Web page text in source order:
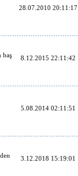
28.07.2010 20:11:17
baş
8.12.2015 22:11:42
5.08.2014 02:11:51
3.12.2018 15:19:01